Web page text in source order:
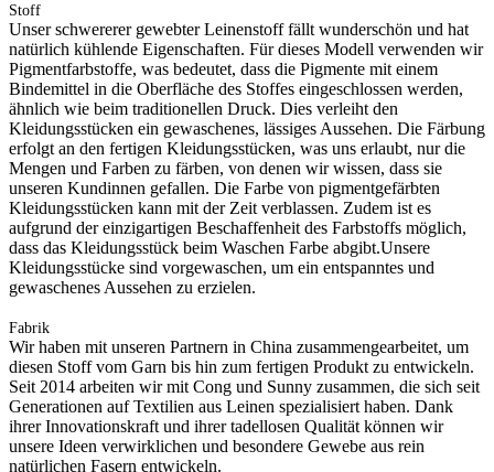
Stoff
Unser schwererer gewebter Leinenstoff fällt wunderschön und hat
natürlich kühlende Eigenschaften. Für dieses Modell verwenden wir
Pigmentfarbstoffe, was bedeutet, dass die Pigmente mit einem
Bindemittel in die Oberfläche des Stoffes eingeschlossen werden,
ähnlich wie beim traditionellen Druck. Dies verleiht den
Kleidungsstücken ein gewaschenes, lässiges Aussehen. Die Färbung
erfolgt an den fertigen Kleidungsstücken, was uns erlaubt, nur die
Mengen und Farben zu färben, von denen wir wissen, dass sie
unseren Kundinnen gefallen. Die Farbe von pigmentgefärbten
Kleidungsstücken kann mit der Zeit verblassen. Zudem ist es
aufgrund der einzigartigen Beschaffenheit des Farbstoffs möglich,
dass das Kleidungsstück beim Waschen Farbe abgibt.Unsere
Kleidungsstücke sind vorgewaschen, um ein entspanntes und
gewaschenes Aussehen zu erzielen.
Fabrik
Wir haben mit unseren Partnern in China zusammengearbeitet, um
diesen Stoff vom Garn bis hin zum fertigen Produkt zu entwickeln.
Seit 2014 arbeiten wir mit Cong und Sunny zusammen, die sich seit
Generationen auf Textilien aus Leinen spezialisiert haben. Dank
ihrer Innovationskraft und ihrer tadellosen Qualität können wir
unsere Ideen verwirklichen und besondere Gewebe aus rein
natürlichen Fasern entwickeln.